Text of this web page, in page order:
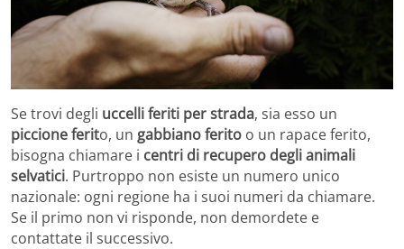
Se trovi degli uccelli feriti per strada, sia esso un
piccione ferito, un gabbiano ferito o un rapace ferito,
bisogna chiamare i centri di recupero degli animali
selvatici. Purtroppo non esiste un numero unico
nazionale: ogni regione ha i suoi numeri da chiamare.
Se il primo non vi risponde, non demordete e
contattate il successivo.